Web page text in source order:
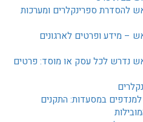
להסדרת ספרינקלרים ומערכות
– מידע ופרטים לארגונים
אש נדרש לכל עסק או מוסד: פרטים
למנדפים במסעדות: התקנים